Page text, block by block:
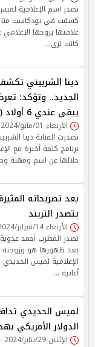
تصدر اسم الإعلامية
كشفت في بودكاست منا
علاقتها بزوجها
كانت ترى…
دينا الشربيني
الجديد.. وتؤكد:
يبقى عندي 6 أولاد (فيديو)
الأربعاء 01/مايو/2024 - 09:12 ص
تصدرت الفنانة دينا
برنامج كلمة أخيرة مع
خلالها عن اسم ومهنة
بعد تصريحاته
يتصدر التريند
الأربعاء 14/فبراير/2024 - 02:36 م
تصدر المطرب أحمد
بعد ظهورها هو وزوجته
الإعلامية لميس
أغانيه …
لميس الحديدي
الدولار الأمريكي
الإثنين 29/يناير/2024 - 10:50 م